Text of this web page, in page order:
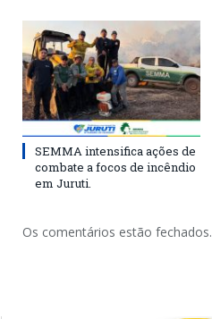
SEMMA intensifica ações de
combate a focos de incêndio
em Juruti.
Os comentários estão fechados.